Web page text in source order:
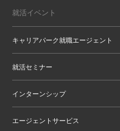
就活イベント
キャリアパーク就職エージェント
就活セミナー
インターンシップ
エージェントサービス